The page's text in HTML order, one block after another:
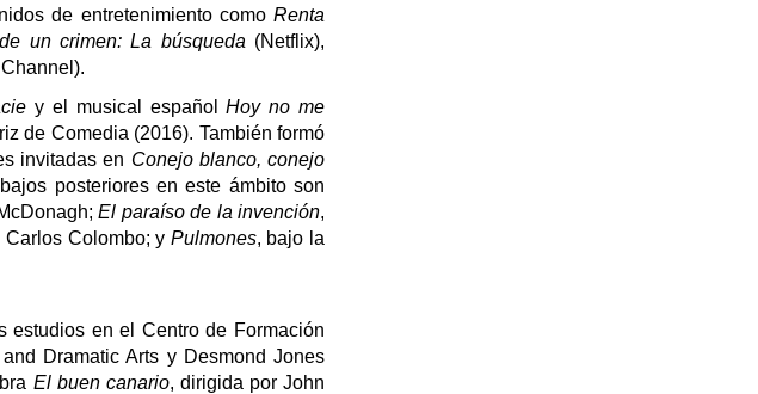
de entretenimiento comoRenta
un crimen: La búsqueda (Netflix),
y el musical españolHoy no me
de Comedia (2016). También formó
invitadas en Conejo blanco, conejo
posteriores en este ámbito son
El paraíso de la invención,
Colombo; y Pulmones, bajo la
en el Centro de Formación
Dramatic Arts y Desmond Jones
El buen canario, dirigida por John